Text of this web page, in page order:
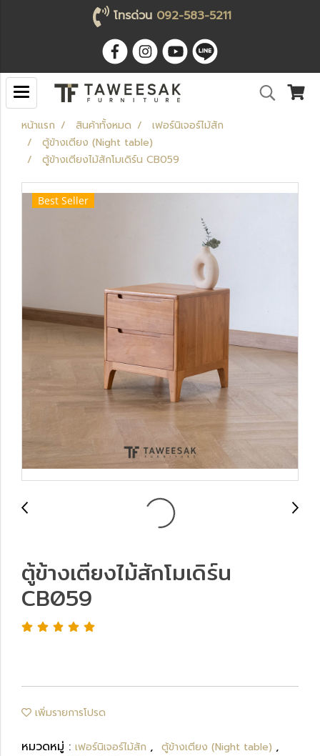
โทรด่วน 092-583-5211
หน้าแรก สินค้าทั้งหมด
เฟอร์นิเจอร์ไม้สัก
ตู้ข้างเตียง (Night table)
ตู้ข้างเตียงไม้สักโมเดิร์น CB059
Best Seller
ตู้ข้างเตียงไม้สักโมเดิร์น
CB059
เพิ่มรายการโปรด
หมวดหมู่ : เฟอร์นิเจอร์ไม้สัก , ตู้ข้างเตียง (Night table) ,